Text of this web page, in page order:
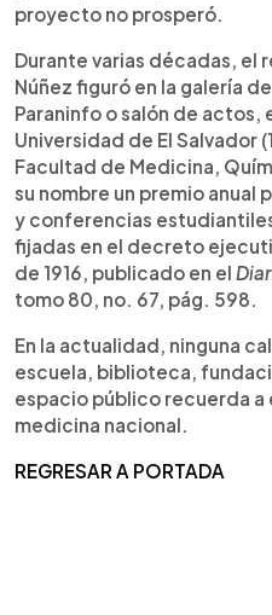
proyecto no prosperó.
Durante varias décadas, el
Núñez figuró en la galería
Paraninfo o salón de actos,
Universidad de El Salvador
Facultad de Medicina,
su nombre un premio anual
y conferencias
fijadas en el decreto
de 1916, publicado en el
tomo 80, no. 67, pág. 598.
En la actualidad, ninguna
escuela, biblioteca,
espacio público recuerda a
medicina nacional.
REGRESAR A PORTADA